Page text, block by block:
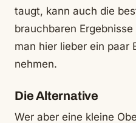
taugt, kann auch die
brauchbaren
man hier lieber ein paar
nehmen.
Die Alternative
Wer aber eine kleine